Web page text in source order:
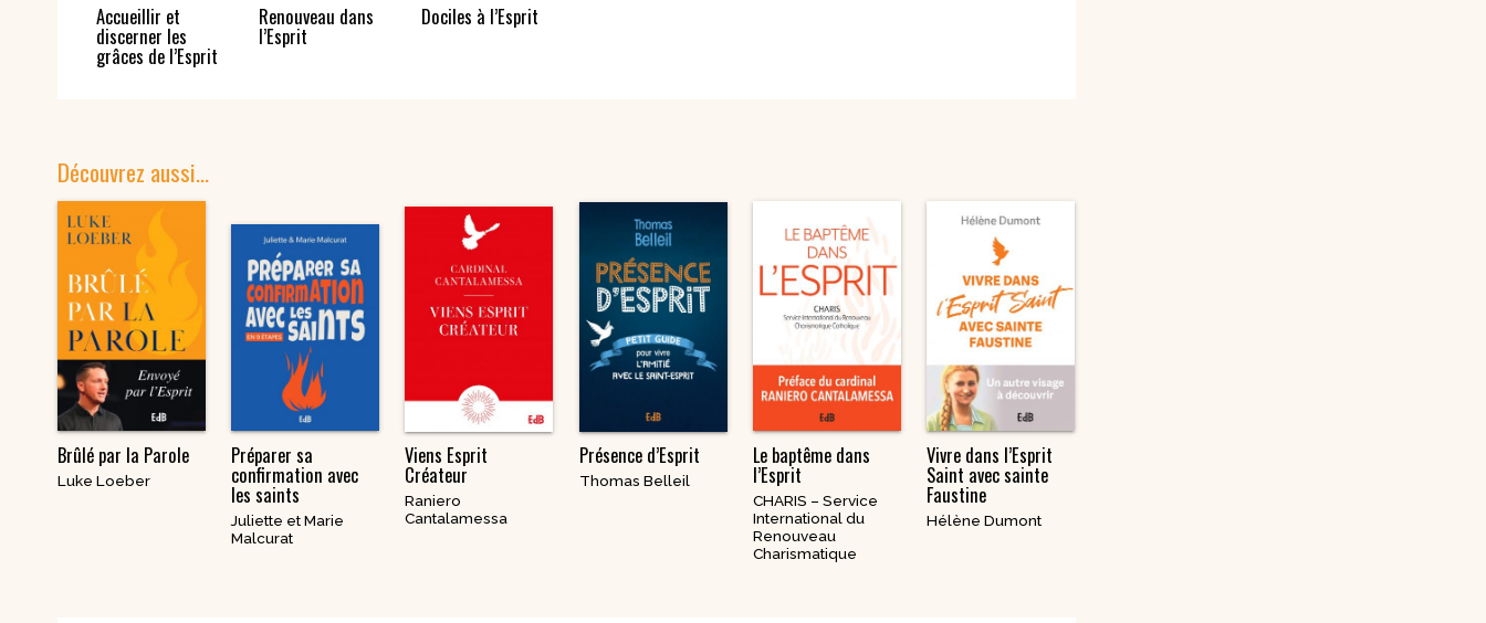
Accueillir et
discerner les
grâces de l’Esprit
Renouveau dans
l’Esprit
Dociles à l’Esprit
Découvrez aussi…
Brûlé par la Parole
Luke Loeber
Préparer sa
confirmation avec
les saints
Juliette et Marie
Malcurat
Viens Esprit
Créateur
Raniero
Cantalamessa
Présence d’Esprit
Thomas Belleil
Le baptême dans
l’Esprit
CHARIS – Service
International du
Renouveau
Charismatique
Vivre dans l’Esprit
Saint avec sainte
Faustine
Hélène Dumont